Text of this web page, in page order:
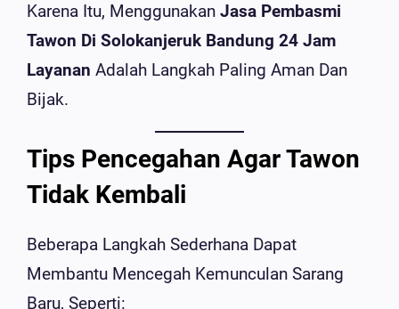
Karena Itu, Menggunakan Jasa Pembasmi
Tawon Di Solokanjeruk Bandung 24 Jam
Layanan Adalah Langkah Paling Aman Dan
Bijak.
Tips Pencegahan Agar Tawon
Tidak Kembali
Beberapa Langkah Sederhana Dapat
Membantu Mencegah Kemunculan Sarang
Baru, Seperti: